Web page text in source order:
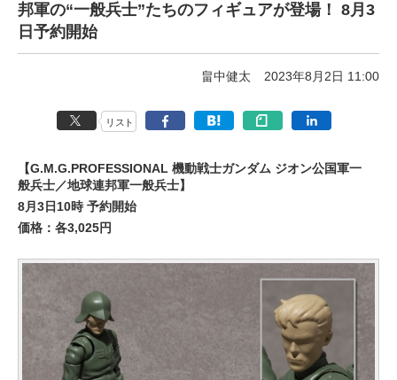
邦軍の“一般兵士”たちのフィギュアが登場！ 8月3
日予約開始
畠中健太 2023年8月2日 11:00
リスト
【G.M.G.PROFESSIONAL 機動戦士ガンダム ジオン公国軍一
般兵士／地球連邦軍一般兵士】
8月3日10時 予約開始
価格：各3,025円